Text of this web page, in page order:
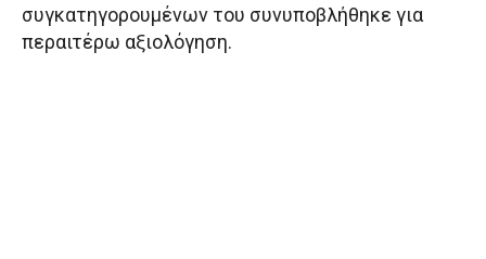
συγκατηγορουμένων του συνυποβλήθηκε για
περαιτέρω αξιολόγηση.